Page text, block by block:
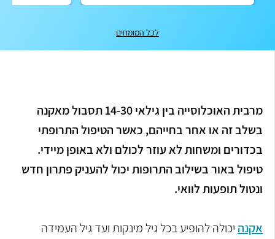
לכל המומחים
מרבית האוכלוסייה בין גילאי 14-30 תסבול מאקנה
בשלב זה או אחר בחייהם, כאשר הטיפול התרופתי
בכדורים ומשחות לא עוזר לכולם ולא באופן מיידי.
טיפול באור בשילוב התרופות יכול להעניק פתרון חדש
ונטול תופעות לוואי.
אקנה יכולה להופיע בכל גיל מינקות ועד גיל העמידה